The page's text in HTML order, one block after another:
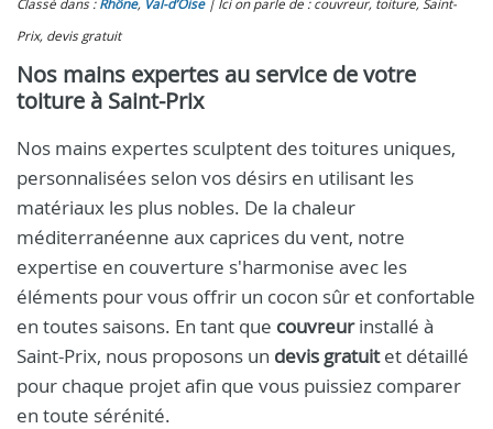
Classé dans : Rhône, Val-d’Oise
Ici on parle de : couvreur, toiture, Saint-
Prix, devis gratuit
Nos mains expertes au service de votre
toiture à Saint-Prix
Nos mains expertes sculptent des toitures uniques,
personnalisées selon vos désirs en utilisant les
matériaux les plus nobles. De la chaleur
méditerranéenne aux caprices du vent, notre
expertise en couverture s'harmonise avec les
éléments pour vous offrir un cocon sûr et confortable
en toutes saisons. En tant que couvreurinstallé à
Saint-Prix, nous proposons un devis gratuitet détaillé
pour chaque projet afin que vous puissiez comparer
en toute sérénité.